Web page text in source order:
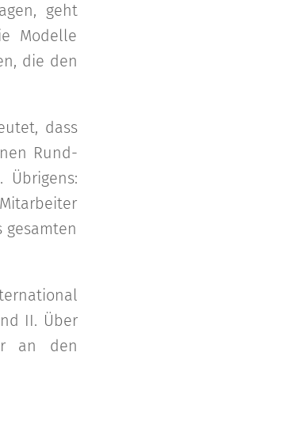
geht
Modelle
die den
dass
Rund-
Übrigens:
II. Über
an den